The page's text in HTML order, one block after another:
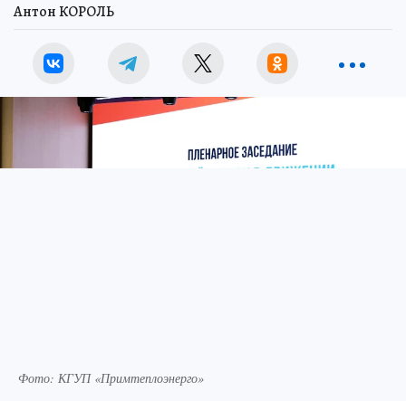
Антон КОРОЛЬ
Фото: КГУП «Примтеплоэнерго»